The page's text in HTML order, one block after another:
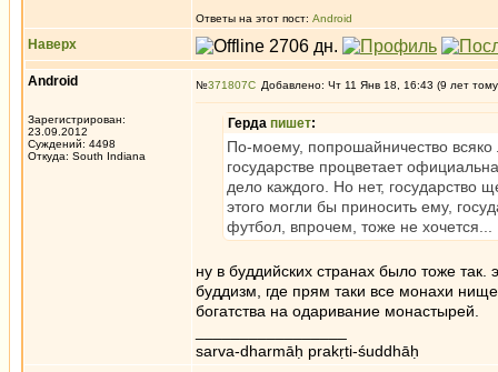
Ответы на этот пост: Android
Наверх
Android
Зарегистрирован:
23.09.2012
Суждений: 4498
Откуда: South Indiana
№371807 Добавлено: Чт 11 Янв 18, 16:43 (9 лет
Герда пишет:
По-моему, попрошайничество
государстве процветает
дело каждого. Но нет, государство
этого могли бы приносить ему,
футбол, впрочем, тоже не
ну в буддийских странах было тоже
буддизм, где прям таки все монахи
богатства на одаривание монастырей.
sarva-dharmāḥ prakṛti-śuddhāḥ